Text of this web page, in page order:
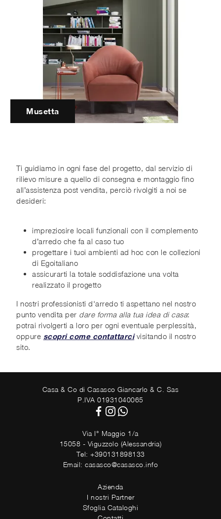
Musetta
Ti guidiamo in ogni fase del progetto, dal servizio di
rilievo misure a quello di consegna e montaggio fino
all’assistenza post vendita, perciò rivolgiti a noi se
desideri:
impreziosire locali funzionali con il complemento
d’arredo che fa al caso tuo
progettare i tuoi ambienti ad hoc con le collezioni
di Egoitaliano
assicurarti la totale soddisfazione una volta
realizzato il progetto
I nostri professionisti d'arredo ti aspettano nel nostro
punto vendita per dare forma alla tua idea di casa:
potrai rivolgerti a loro per ogni eventuale perplessità,
oppure scopri come contattarcivisitando il nostro
sito.
Casa & Co di Casasco Giancarlo & C. Sas
P.IVA 01931040065
Via I° Maggio 1/a
15058 - Viguzzolo (Alessandria)
Tel: +390131898133
Email: casasco@casasco.info
Azienda
I nostri Partner
Sfoglia Cataloghi